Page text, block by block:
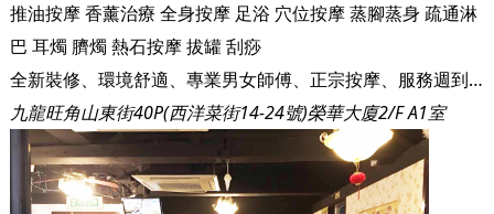
推油按摩香薰治療 全身按摩 足浴 穴位按摩蒸腳蒸身疏通淋
巴 耳燭 臍燭 熱石按摩拔罐刮痧
全新裝修、環境舒適、專業男女師傅、正宗按摩、服務週到。
九龍旺角山東街40P(西洋菜街14-24號)榮華大廈2/F A1室